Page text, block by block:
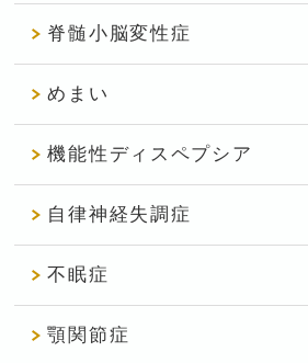
脊髄小脳変性症
めまい
機能性ディスペプシア
自律神経失調症
不眠症
顎関節症